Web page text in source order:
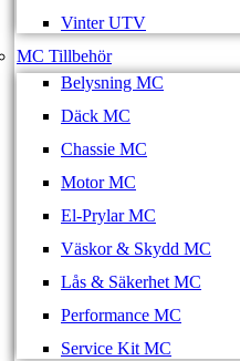
Vinter UTV
MC Tillbehör
Belysning MC
Däck MC
Chassie MC
Motor MC
El-Prylar MC
Väskor & Skydd MC
Lås & Säkerhet MC
Performance MC
Service Kit MC